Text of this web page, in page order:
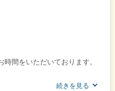
間をいただいております。
続きを見る